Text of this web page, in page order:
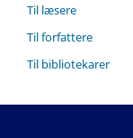
Til læsere
Til forfattere
Til bibliotekarer